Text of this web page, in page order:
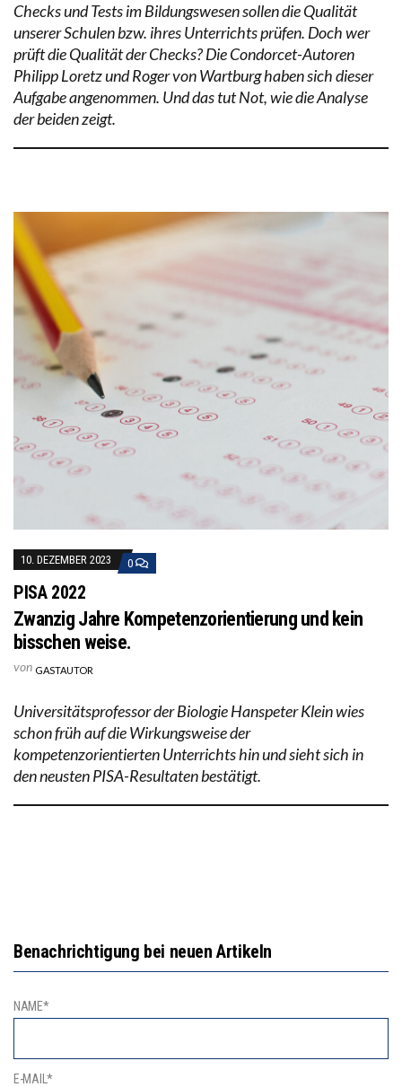
Checks und Tests im Bildungswesen sollen die Qualität
unserer Schulen bzw. ihres Unterrichts prüfen. Doch wer
prüft die Qualität der Checks? Die Condorcet-Autoren
Philipp Loretz und Roger von Wartburg haben sich dieser
Aufgabe angenommen. Und das tut Not, wie die Analyse
der beiden zeigt.
10. DEZEMBER 2023 0
PISA 2022
Zwanzig Jahre Kompetenzorientierung und kein
bisschen weise.
von GASTAUTOR
Universitätsprofessor der Biologie Hanspeter Klein wies
schon früh auf die Wirkungsweise der
kompetenzorientierten Unterrichts hin und sieht sich in
den neusten PISA-Resultaten bestätigt.
Benachrichtigung bei neuen Artikeln
NAME*
E-MAIL*